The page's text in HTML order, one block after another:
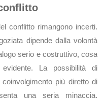
conflitto rimangono incerti.
dipende dalla volontà
serio e costruttivo, cosa
La possibilità di
più diretto di
una seria minaccia.